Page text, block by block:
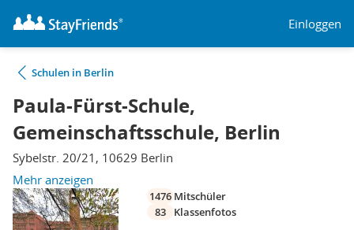
Einloggen
Schulen in Berlin
Paula-Fürst-Schule,
Gemeinschaftsschule, Berlin
Sybelstr. 20/21, 10629 Berlin
Mehr anzeigen
1476 Mitschüler
83
Klassenfotos